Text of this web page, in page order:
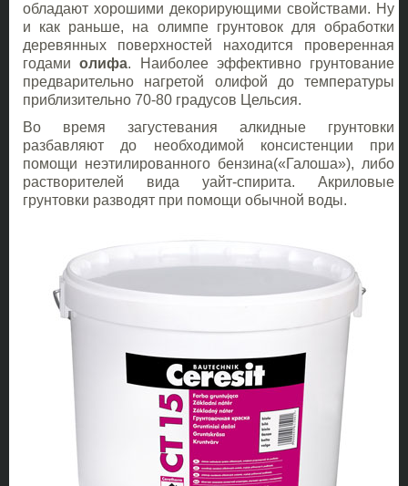
обладают хорошими декорирующими свойствами. Ну
и как раньше, на олимпе грунтовок для обработки
деревянных поверхностей находится проверенная
годамиолифа. Наиболее эффективно грунтование
предварительно нагретой олифой до температуры
приблизительно 70-80 градусов Цельсия.
Во время загустевания алкидные грунтовки
разбавляют до необходимой консистенции при
помощи неэтилированного бензина(«Галоша»), либо
растворителей вида уайт-спирита. Акриловые
грунтовки разводят при помощи обычной воды.